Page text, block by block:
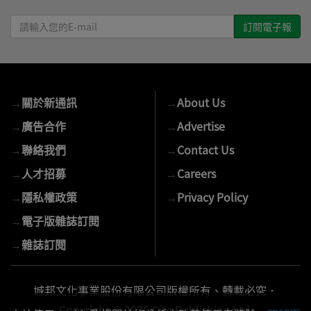
請
輸
E-
mail
→關於新通訊
→廣告合作
→聯絡我們
→ 人才招募
→隱私權政策
→電子版雜誌訂閱
→雜誌訂閱
→About Us
→Advertise
→Contact Us
→Careers
→Privacy Policy
城邦文化事業股份有限公司版權所有、轉載必究．